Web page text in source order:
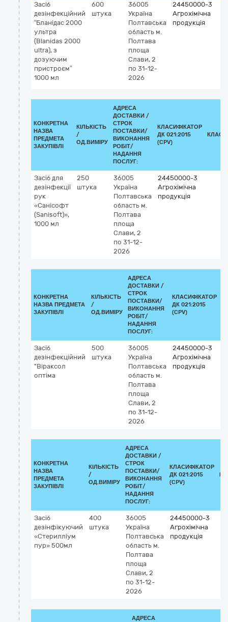
Засіб
дезінфекційний
“Бланідас 2000
ультра
(Blanidas 2000
ultra), з
дозуючим
пристроєм”
1000 мл
600
штука
36005
Україна
Полтавська
область м.
Полтава
площа
Слави, 2
по 31-12-
2026
24450000-3
Агрохімічна
продукція
КОНКРЕТНА
НАЗВА
ПРЕДМЕТА
ЗАКУПІВЛІ
КІЛЬКІСТЬ
/
ОД.ВИМІРУ
АДРЕСА
ДОСТАВКИ /
СТРОК
ПОСТАВКИ/
ВИКОНАННЯ
РОБІТ/
НАДАННЯ
ПОСЛУГ:
КЛАСИФІКАТОР
ДК 021:2015
(CPV)
Засіб для
дезінфекції
рук
«Санісофт
(Sanisoft)»,
1000 мл
250
штука
36005
Україна
Полтавська
область м.
Полтава
площа
Слави, 2
по 31-12-
2026
24450000-3
Агрохімічна
продукція
КОНКРЕТНА
НАЗВА ПРЕДМЕТА
ЗАКУПІВЛІ
КІЛЬКІСТЬ
/
ОД.ВИМІРУ
АДРЕСА
ДОСТАВКИ /
СТРОК
ПОСТАВКИ/
ВИКОНАННЯ
РОБІТ/
НАДАННЯ
ПОСЛУГ:
КЛАСИФІКАТОР
ДК 021:2015
(CPV)
Засіб
дезінфекційний
"Віраксол
оптіма
500
штука
36005
Україна
Полтавська
область м.
Полтава
площа
Слави, 2
по 31-12-
2026
24450000-3
Агрохімічна
продукція
КОНКРЕТНА
НАЗВА
ПРЕДМЕТА
ЗАКУПІВЛІ
КІЛЬКІСТЬ
/
ОД.ВИМІРУ
АДРЕСА
ДОСТАВКИ /
СТРОК
ПОСТАВКИ/
ВИКОНАННЯ
РОБІТ/
НАДАННЯ
ПОСЛУГ:
КЛАСИФІКАТОР
ДК 021:2015
(CPV)
Засіб
дезінфікуючий
«Стерилліум
пур» 500мл
400
штука
36005
Україна
Полтавська
область м.
Полтава
площа
Слави, 2
по 31-12-
2026
24450000-3
Агрохімічна
продукція
АДРЕСА